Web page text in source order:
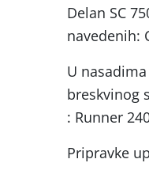
Delan SC
navedenih:
U
breskvinog
: Runner
Pripravke